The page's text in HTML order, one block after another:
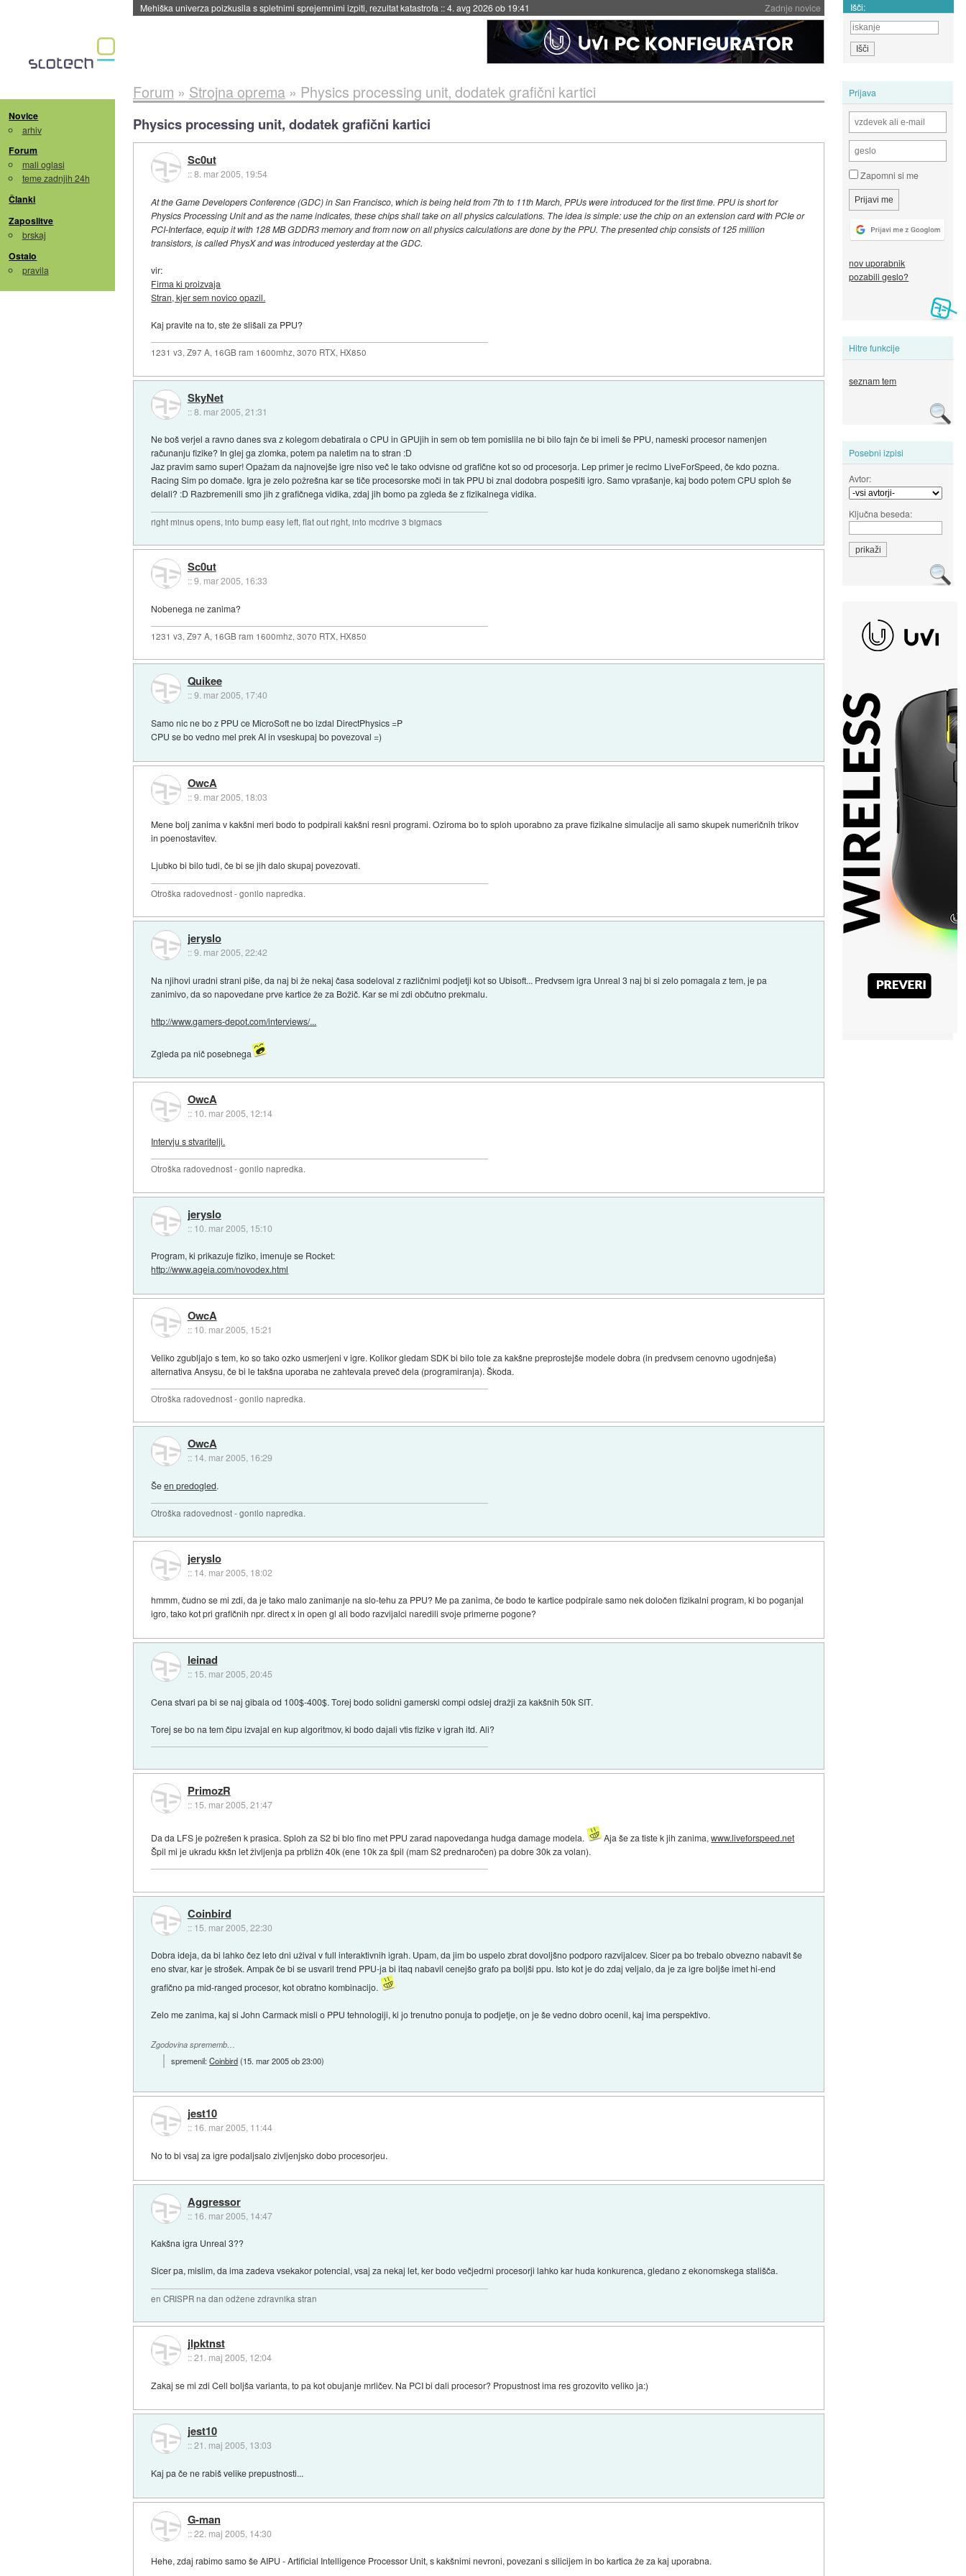
Zadnje novice
Evropska vesoljska agencija razvija svojo raketo za večkratno uporabo::4. avg 2026 ob 19:41 Išči:
Novice
arhiv
Forum
mali oglasi
teme zadnjih 24h
Članki
Zaposlitve
brskaj
Ostalo
pravila
Prijava
Zapomni si me
nov uporabnik
pozabili geslo?
Hitre funkcije
seznam tem
Posebni izpisi
Avtor:
Ključna beseda:
Forum » Strojna oprema» Physics processing unit, dodatek grafični kartici
Physics processing unit, dodatek grafični kartici
Sc0ut
::8. mar 2005, 19:54
At the Game Developers Conference (GDC) in San Francisco, which is being held from 7th to 11th March, PPUs were introduced for the first time. PPU is short for
Physics Processing Unit and as the name indicates, these chips shall take on all physics calculations. The idea is simple: use the chip on an extension card with PCIe or
PCI-Interface, equip it with 128 MB GDDR3 memory and from now on all physics calculations are done by the PPU. The presented chip consists of 125 million
transistors, is called PhysX and was introduced yesterday at the GDC.
vir:
Firma ki proizvaja
Stran, kjer sem novico opazil.
Kaj pravite na to, ste že slišali za PPU?
1231 v3, Z97 A, 16GB ram 1600mhz, 3070 RTX, HX850
SkyNet
::8. mar 2005, 21:31
Ne boš verjel a ravno danes sva z kolegom debatirala o CPU in GPUjih in sem ob tem pomislila ne bi bilo fajn če bi imeli še PPU, nameski procesor namenjen
računanju fizike? In glej ga zlomka, potem pa naletim na to stran :D
Jaz pravim samo super! Opažam da najnovejše igre niso več le tako odvisne od grafične kot so od procesorja. Lep primer je recimo LiveForSpeed, če kdo pozna.
Racing Sim po domače. Igra je zelo požrešna kar se tiče procesorske moči in tak PPU bi znal dodobra pospešiti igro. Samo vprašanje, kaj bodo potem CPU sploh še
delali? :D Razbremenili smo jih z grafičnega vidika, zdaj jih bomo pa zgleda še z fizikalnega vidika.
right minus opens, into bump easy left, flat out right, into mcdrive 3 bigmacs
Sc0ut
::9. mar 2005, 16:33
Nobenega ne zanima?
1231 v3, Z97 A, 16GB ram 1600mhz, 3070 RTX, HX850
Quikee
::9. mar 2005, 17:40
Samo nic ne bo z PPU ce MicroSoft ne bo izdal DirectPhysics =P
CPU se bo vedno mel prek AI in vseskupaj bo povezoval =)
OwcA
::9. mar 2005, 18:03
Mene bolj zanima v kakšni meri bodo to podpirali kakšni resni programi. Oziroma bo to sploh uporabno za prave fizikalne simulacije ali samo skupek numeričnih trikov
in poenostavitev.
Ljubko bi bilo tudi, če bi se jih dalo skupaj povezovati.
Otroška radovednost - gonilo napredka.
jeryslo
::9. mar 2005, 22:42
Na njihovi uradni strani piše, da naj bi že nekaj časa sodeloval z različnimi podjetji kot so Ubisoft... Predvsem igra Unreal 3 naj bi si zelo pomagala z tem, je pa
zanimivo, da so napovedane prve kartice že za Božič. Kar se mi zdi občutno prekmalu.
http://www.gamers-depot.com/interviews/...
Zgleda pa nič posebnega
OwcA
:: 10. mar 2005, 12:14
Intervju s stvaritelji.
Otroška radovednost - gonilo napredka.
jeryslo
:: 10. mar 2005, 15:10
Program, ki prikazuje fiziko, imenuje se Rocket:
http://www.ageia.com/novodex.html
OwcA
:: 10. mar 2005, 15:21
Veliko zgubljajo s tem, ko so tako ozko usmerjeni v igre. Kolikor gledam SDK bi bilo tole za kakšne preprostejše modele dobra (in predvsem cenovno ugodnješa)
alternativa Ansysu, če bi le takšna uporaba ne zahtevala preveč dela (programiranja). Škoda.
Otroška radovednost - gonilo napredka.
OwcA
:: 14. mar 2005, 16:29
Šeen predogled.
Otroška radovednost - gonilo napredka.
jeryslo
:: 14. mar 2005, 18:02
hmmm, čudno se mi zdi, da je tako malo zanimanje na slo-tehu za PPU? Me pa zanima, če bodo te kartice podpirale samo nek določen fizikalni program, ki bo poganjal
igro, tako kot pri grafičnih npr. direct x in open gl ali bodo razvijalci naredili svoje primerne pogone?
leinad
:: 15. mar 2005, 20:45
Cena stvari pa bi se naj gibala od 100$-400$. Torej bodo solidni gamerski compi odslej dražji za kakšnih 50k SIT.
Torej se bo na tem čipu izvajal en kup algoritmov, ki bodo dajali vtis fizike v igrah itd. Ali?
PrimozR
:: 15. mar 2005, 21:47
Da da LFS je požrešen k prasica. Sploh za S2 bi blo fino met PPU zarad napovedanga hudga damage modela. Aja še za tiste k jih zanima,www.liveforspeed.net
Špil mi je ukradu kkšn let življenja pa prbližn 40k (ene 10k za špil (mam S2 prednaročen) pa dobre 30k za volan).
Coinbird
:: 15. mar 2005, 22:30
Dobra ideja, da bi lahko čez leto dni užival v full interaktivnih igrah. Upam, da jim bo uspelo zbrat dovoljšno podporo razvijalcev. Sicer pa bo trebalo obvezno nabavit še
eno stvar, kar je strošek. Ampak če bi se usvaril trend PPU-ja bi itaq nabavil cenejšo grafo pa boljši ppu. Isto kot je do zdaj veljalo, da je za igre boljše imet hi-end
grafično pa mid-ranged procesor, kot obratno kombinacijo.
Zelo me zanima, kaj si John Carmack misli o PPU tehnologiji, ki jo trenutno ponuja to podjetje, on je še vedno dobro ocenil, kaj ima perspektivo.
Zgodovina sprememb…
spremenil:Coinbird(15. mar 2005 ob 23:00)
jest10
:: 16. mar 2005, 11:44
No to bi vsaj za igre podaljsalo zivljenjsko dobo procesorjeu.
Aggressor
:: 16. mar 2005, 14:47
Kakšna igra Unreal 3??
Sicer pa, mislim, da ima zadeva vsekakor potencial, vsaj za nekaj let, ker bodo večjedrni procesorji lahko kar huda konkurenca, gledano z ekonomskega stališča.
en CRISPR na dan odžene zdravnika stran
jlpktnst
::21. maj 2005, 12:04
Zakaj se mi zdi Cell boljša varianta, to pa kot obujanje mrličev. Na PCI bi dali procesor? Propustnost ima res grozovito veliko ja:)
jest10
::21. maj 2005, 13:03
Kaj pa če ne rabiš velike prepustnosti...
G-man
::22. maj 2005, 14:30
Hehe, zdaj rabimo samo še AIPU - Artificial Intelligence Processor Unit, s kakšnimi nevroni, povezani s silicijem in bo kartica že za kaj uporabna.